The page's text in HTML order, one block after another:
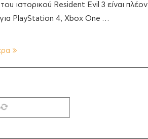
ιστορικού Resident Evil 3 είναι πλέον
για PlayStation 4, Xbox One …